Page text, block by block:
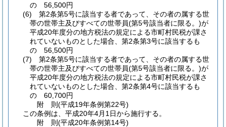
の 56,500円
(6)
第2条第5号に該当する者であって、その者の属する世
帯の世帯主及びすべての世帯員(第5号該当者に限る。)が
平成20年度分の地方税法の規定による市町村民税が課さ
れていないものとした場合、第2条第3号に該当するも
の 56,500円
(7)
第2条第5号に該当する者であって、その者の属する世
帯の世帯主及びすべての世帯員(第5号該当者に限る。)が
平成20年度分の地方税法の規定による市町村民税が課さ
れていないものとした場合、第2条第4号に該当するも
の 60,700円
附 則(平成19年条例第22号)
この条例は、平成20年4月1日から施行する。
附 則(平成20年条例第14号)